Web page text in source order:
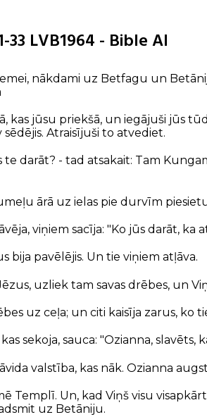
33 LVB1964 - Bible AI
nākdami uz Betfagu un
kas jūsu priekšā, un iegājuši jūs
Atraisījuši to atvediet.
te darāt? - tad atsakait: Tam
ārā uz ielas pie durvīm
viņiem sacīja: "Ko jūs darāt, ka
bija pavēlējis. Un tie viņiem atļāva.
uzliek tam savas drēbes, un
uz ceļa; un citi kaisīja zarus, ko
sekoja, sauca: "Ozianna, slavēts,
valstība, kas nāk. Ozianna
Templī. Un, kad Viņš visu
uz Betāniju.